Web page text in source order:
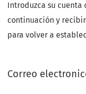
Introduzca su
continuación y
para volver a
Correo